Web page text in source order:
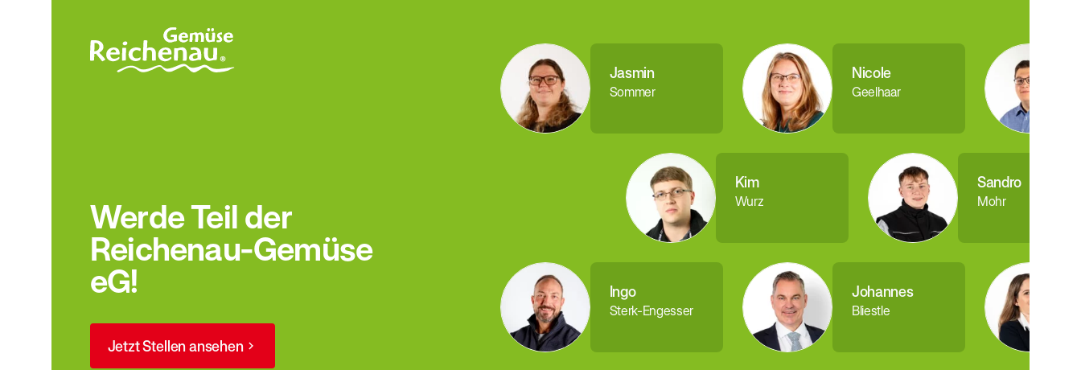
Werde Teil der
Reichenau-Gemüse
eG!
Jetzt Stellen ansehen
Jasmin
Sommer
Nicole
Geelhaar
Kim
Wurz
Sandro
Mohr
Ingo
Sterk-Engesser
Johannes
Bliestle